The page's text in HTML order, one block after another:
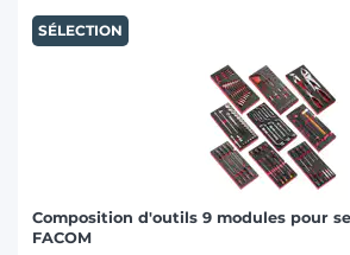
SÉLECTION
Composition d'outils 9 modules pour
FACOM